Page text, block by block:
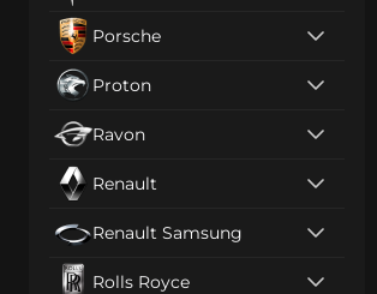
Porsche
Proton
Ravon
Renault
Renault Samsung
Rolls Royce